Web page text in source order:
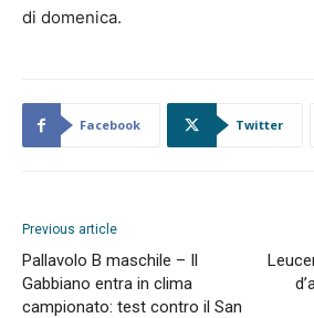
di domenica.
Facebook Twitter
Previous article
Pallavolo B maschile – Il
Gabbiano entra in clima
campionato: test contro il San